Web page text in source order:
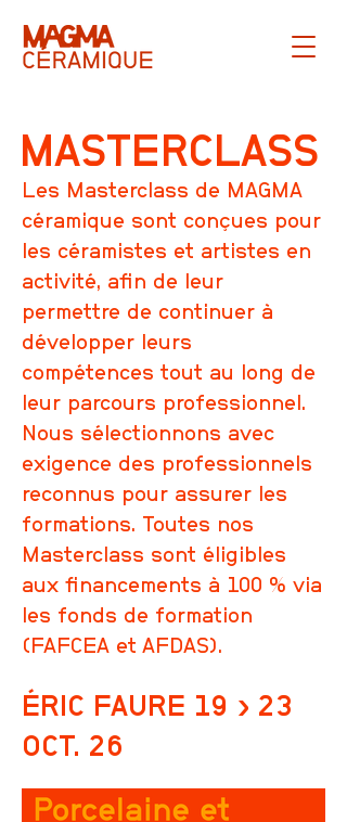
Les Masterclass de MAGMA
céramique sont conçues pour
les céramistes et artistes en
activité, afin de leur
permettre de continuer à
développer leurs
compétences tout au long de
leur parcours professionnel.
Nous sélectionnons avec
exigence des professionnels
reconnus pour assurer les
formations. Toutes nos
Masterclass sont éligibles
aux financements à 100 % via
les fonds de formation
(FAFCEA et AFDAS).
MASTERCLASS
ÉRIC FAURE 19 › 23
OCT. 26